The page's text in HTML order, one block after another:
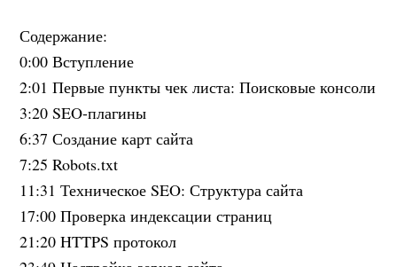
Содержание:
0:00 Вступление
2:01 Первые пункты чек листа: Поисковые консоли
3:20 SEO-плагины
6:37 Создание карт сайта
7:25 Robots.txt
11:31 Техническое SEO: Структура сайта
17:00 Проверка индексации страниц
21:20 HTTPS протокол